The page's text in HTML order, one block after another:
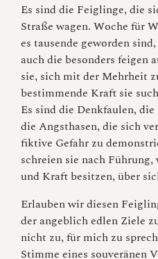
Es sind die Feiglinge, die
Straße wagen. Woche für
es tausende geworden
auch die besonders feigen
sie, sich mit der Mehrheit
bestimmende Kraft sie
Es sind die Denkfaulen,
die Angsthasen, die sich
fiktive Gefahr zu
schreien sie nach
und Kraft besitzen, über
Erlauben wir diesen
der angeblich edlen Ziele
nicht zu, für mich zu
Stimme eines souveränen